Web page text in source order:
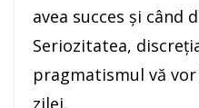
avea succes şi când
Seriozitatea,
pragmatismul vă